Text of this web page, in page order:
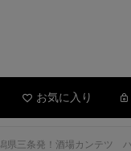
お気に入り
県三条発！酒場カンテツ